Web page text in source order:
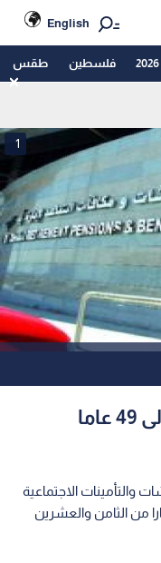
English
فلسطين طقس
1
والتأمينات الاجتماعية
التقاعد إلى 49 عاما اعتبارا من الثامن والعشرين